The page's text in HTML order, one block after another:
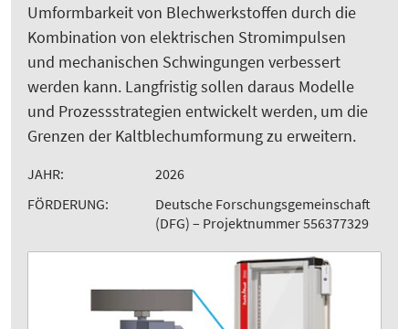
Umformbarkeit von Blechwerkstoffen durch die
Kombination von elektrischen Stromimpulsen
und mechanischen Schwingungen verbessert
werden kann. Langfristig sollen daraus Modelle
und Prozessstrategien entwickelt werden, um die
Grenzen der Kaltblechumformung zu erweitern.
JAHR:
2026
FÖRDERUNG:
Deutsche Forschungsgemeinschaft
(DFG) – Projektnummer 556377329